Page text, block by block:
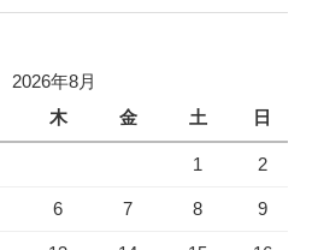
2026年8月
木 金 土 日
1 2
6 7 8 9